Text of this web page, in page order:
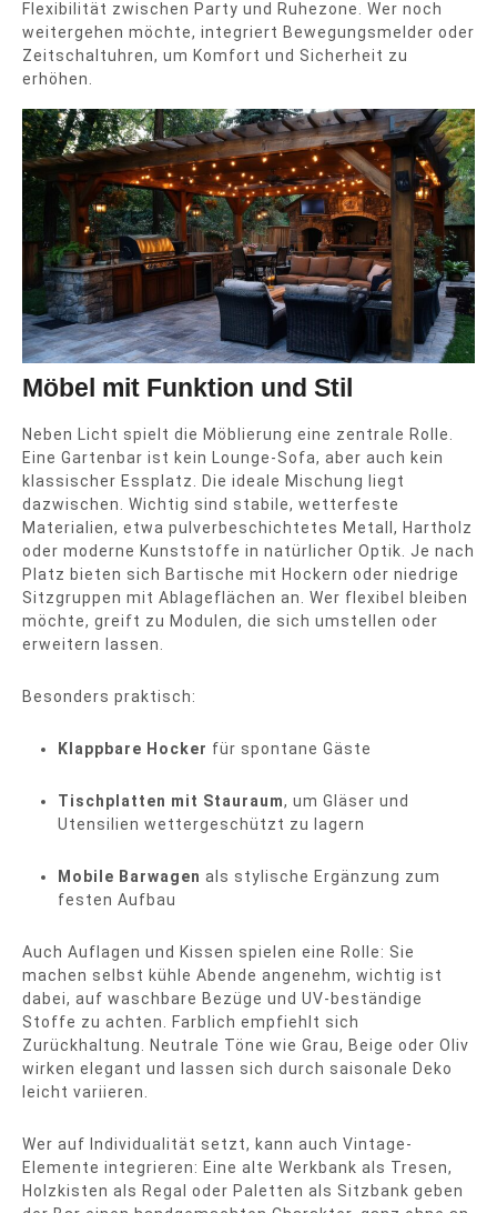
Flexibilität zwischen Party und Ruhezone. Wer noch
weitergehen möchte, integriert Bewegungsmelder oder
Zeitschaltuhren, um Komfort und Sicherheit zu
erhöhen.
Möbel mit Funktion und Stil
Neben Licht spielt die Möblierung eine zentrale Rolle.
Eine Gartenbar ist kein Lounge-Sofa, aber auch kein
klassischer Essplatz. Die ideale Mischung liegt
dazwischen. Wichtig sind stabile, wetterfeste
Materialien, etwa pulverbeschichtetes Metall, Hartholz
oder moderne Kunststoffe in natürlicher Optik. Je nach
Platz bieten sich Bartische mit Hockern oder niedrige
Sitzgruppen mit Ablageflächen an. Wer flexibel bleiben
möchte, greift zu Modulen, die sich umstellen oder
erweitern lassen.
Besonders praktisch:
Klappbare Hocker für spontane Gäste
Tischplatten mit Stauraum, um Gläser und
Utensilien wettergeschützt zu lagern
Mobile Barwagen als stylische Ergänzung zum
festen Aufbau
Auch Auflagen und Kissen spielen eine Rolle: Sie
machen selbst kühle Abende angenehm, wichtig ist
dabei, auf waschbare Bezüge und UV-beständige
Stoffe zu achten. Farblich empfiehlt sich
Zurückhaltung. Neutrale Töne wie Grau, Beige oder Oliv
wirken elegant und lassen sich durch saisonale Deko
leicht variieren.
Wer auf Individualität setzt, kann auch Vintage-
Elemente integrieren: Eine alte Werkbank als Tresen,
Holzkisten als Regal oder Paletten als Sitzbank geben